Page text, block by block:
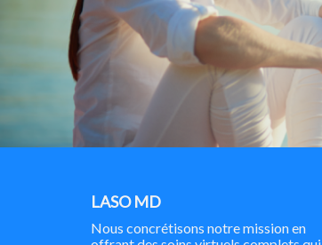
LASO MD
Nous concrétisons notre mission en